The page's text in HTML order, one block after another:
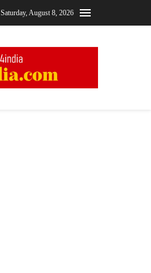
Saturday, August 8, 2026